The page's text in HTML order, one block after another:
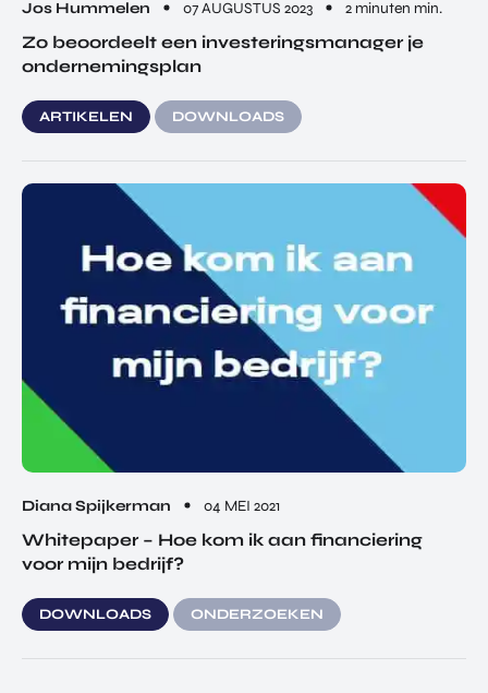
Jos Hummelen 07 AUGUSTUS 2023 2 minuten min.
Zo beoordeelt een investeringsmanager je
ondernemingsplan
ARTIKELEN DOWNLOADS
Diana Spijkerman 04 MEI 2021
Whitepaper – Hoe kom ik aan financiering
voor mijn bedrijf?
DOWNLOADS ONDERZOEKEN